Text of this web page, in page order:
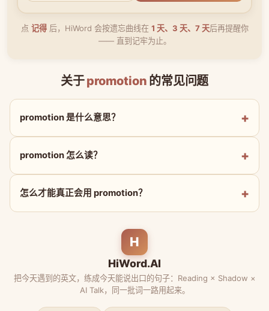
点 记得后，HiWord 会按遗忘曲线在 1 天、3 天、7 天后再提醒你
—— 直到记牢为止。
关于promotion 的常见问题
promotion 是什么意思？
promotion 怎么读？
怎么才能真正会用 promotion？
H
HiWord.AI
把今天遇到的英文，练成今天能说出口的句子：Reading × Shadow ×
AI Talk，同一批词一路用起来。